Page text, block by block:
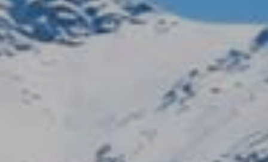
Ubicació/nom de l'hotel